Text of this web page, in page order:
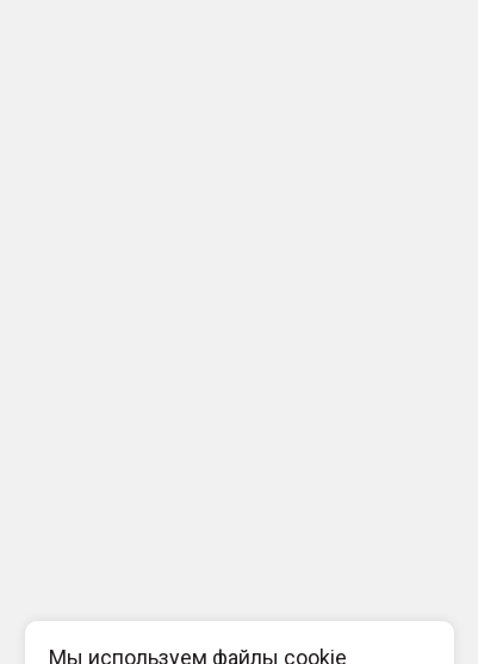
Мы используем файлы cookie